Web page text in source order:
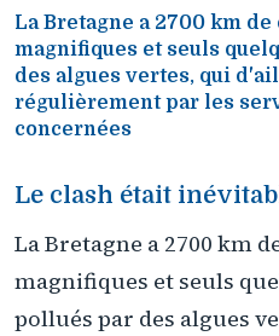
La Bretagne a 2700 km
magnifiques et seuls
des algues vertes, qui
régulièrement par les
concernées
Le clash était
La Bretagne a 2700 km
magnifiques et seuls
pollués par des algues